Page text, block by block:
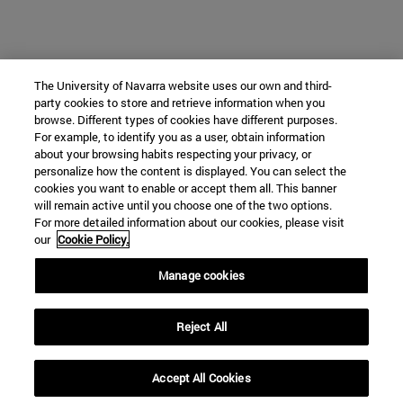
The University of Navarra website uses our own and third-
party cookies to store and retrieve information when you
browse. Different types of cookies have different purposes.
For example, to identify you as a user, obtain information
about your browsing habits respecting your privacy, or
personalize how the content is displayed. You can select the
cookies you want to enable or accept them all. This banner
will remain active until you choose one of the two options.
For more detailed information about our cookies, please visit
our Cookie Policy.
Manage cookies
Reject All
Accept All Cookies